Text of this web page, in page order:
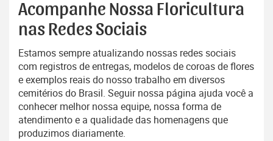
Acompanhe Nossa Floricultura
nas Redes Sociais
Estamos sempre atualizando nossas redes sociais
com registros de entregas, modelos de coroas de flores
e exemplos reais do nosso trabalho em diversos
cemitérios do Brasil. Seguir nossa página ajuda você a
conhecer melhor nossa equipe, nossa forma de
atendimento e a qualidade das homenagens que
produzimos diariamente.